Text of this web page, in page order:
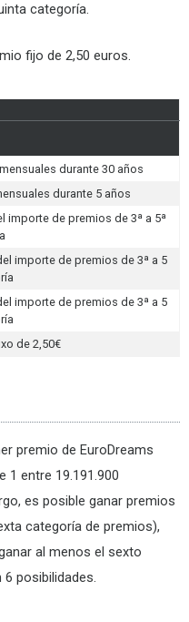
categoría.
fijo de 2,50 euros.
durante 30 años
durante 5 años
importe de premios de 3ª a 5ª
importe de premios de 3ª a 5
importe de premios de 3ª a 5
de 2,50€
premio de EuroDreams
1 entre 19.191.900
es posible ganar premios
categoría de premios),
al menos el sexto
posibilidades.